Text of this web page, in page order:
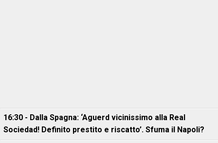
16:30 - Dalla Spagna: ‘Aguerd vicinissimo alla Real
Sociedad! Definito prestito e riscatto’. Sfuma il Napoli?